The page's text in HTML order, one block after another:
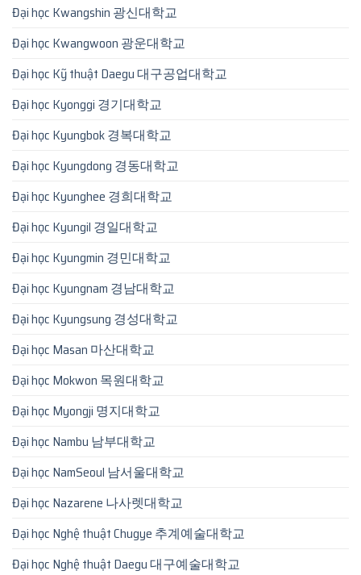
Đại học Kwangshin 광신대학교
Đại học Kwangwoon 광운대학교
Đại học Kỹ thuật Daegu 대구공업대학교
Đại học Kyonggi 경기대학교
Đại học Kyungbok 경복대학교
Đại học Kyungdong 경동대학교
Đại học Kyunghee 경희대학교
Đại học Kyungil 경일대학교
Đại học Kyungmin 경민대학교
Đại học Kyungnam 경남대학교
Đại học Kyungsung 경성대학교
Đại học Masan 마산대학교
Đại học Mokwon 목원대학교
Đại học Myongji 명지대학교
Đại học Nambu 남부대학교
Đại học NamSeoul 남서울대학교
Đại học Nazarene 나사렛대학교
Đại học Nghệ thuật Chugye 추계예술대학교
Đại học Nghệ thuật Daegu 대구예술대학교